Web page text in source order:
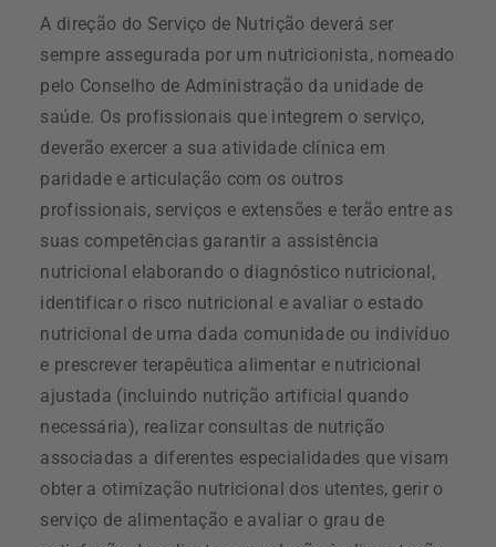
A direção do Serviço de Nutrição deverá ser
sempre assegurada por um nutricionista, nomeado
pelo Conselho de Administração da unidade de
saúde. Os profissionais que integrem o serviço,
deverão exercer a sua atividade clínica em
paridade e articulação com os outros
profissionais, serviços e extensões e terão entre as
suas competências garantir a assistência
nutricional elaborando o diagnóstico nutricional,
identificar o risco nutricional e avaliar o estado
nutricional de uma dada comunidade ou indivíduo
e prescrever terapêutica alimentar e nutricional
ajustada (incluindo nutrição artificial quando
necessária), realizar consultas de nutrição
associadas a diferentes especialidades que visam
obter a otimização nutricional dos utentes, gerir o
serviço de alimentação e avaliar o grau de